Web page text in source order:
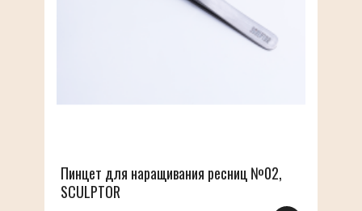
Пинцет для наращивания ресниц №02,
SCULPTOR